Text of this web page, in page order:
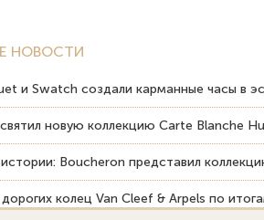
НОВОСТИ
и Swatch создали карманные часы в
новую коллекцию Carte Blanche
Boucheron представил
колец Van Cleef & Arpels по